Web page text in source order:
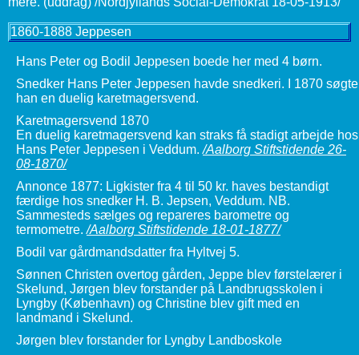
1860-1888 Jeppesen
Hans Peter og Bodil Jeppesen boede her med 4 børn.
Snedker Hans Peter Jeppesen havde snedkeri. I 1870 søgte
han en duelig karetmagersvend.
Karetmagersvend 1870
En duelig karetmagersvend kan straks få stadigt arbejde hos
Hans Peter Jeppesen i Veddum./Aalborg Stiftstidende 26-
08-1870/
Annonce 1877: Ligkister fra 4 til 50 kr. haves bestandigt
færdige hos snedker H. B. Jepsen, Veddum. NB.
Sammesteds sælges og repareres barometre og
termometre./Aalborg Stiftstidende 18-01-1877/
Bodil var gårdmandsdatter fra Hyltvej 5.
Sønnen Christen overtog gården, Jeppe blev førstelærer i
Skelund, Jørgen blev forstander på Landbrugsskolen i
Lyngby (København) og Christine blev gift med en
landmand i Skelund.
Jørgen blev forstander for Lyngby Landboskole